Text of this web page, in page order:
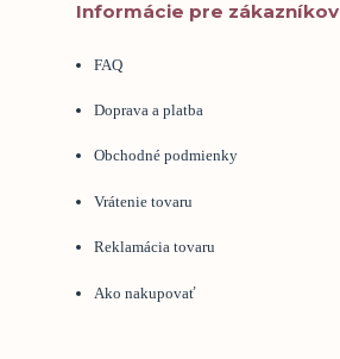
Informácie pre zákazníkov
FAQ
Doprava a platba
Obchodné podmienky
Vrátenie tovaru
Reklamácia tovaru
Ako nakupovať